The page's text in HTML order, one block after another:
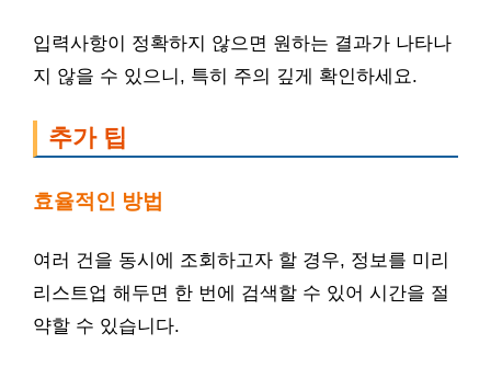
입력사항이 정확하지 않으면 원하는 결과가 나타나
지 않을 수 있으니, 특히 주의 깊게 확인하세요.
추가 팁
효율적인 방법
여러 건을 동시에 조회하고자 할 경우, 정보를 미리
리스트업 해두면 한 번에 검색할 수 있어 시간을 절
약할 수 있습니다.